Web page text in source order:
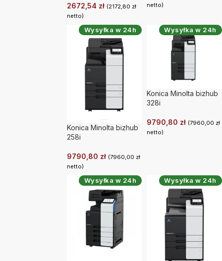
2672,54 zł (2172,80 zł
netto)
netto)
Wysyłka w 24h
Konica Minolta bizhub
258i
9790,80 zł (7960,00 zł
netto)
Wysyłka w 24h
Konica Minolta bizhub
328i
9790,80 zł (7960,00 zł
netto)
Wysyłka w 24h Wysyłka w 24h